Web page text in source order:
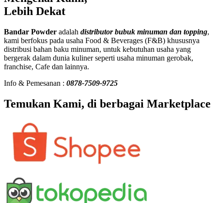
Lebih Dekat
Bandar Powder adalah distributor bubuk minuman dan topping,
kami berfokus pada usaha Food & Beverages (F&B) khususnya
distribusi bahan baku minuman, untuk kebutuhan usaha yang
bergerak dalam dunia kuliner seperti usaha minuman gerobak,
franchise, Cafe dan lainnya.
Info & Pemesanan : 0878-7509-9725
Temukan Kami, di berbagai Marketplace